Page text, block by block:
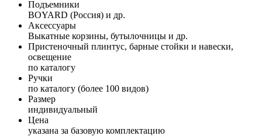
Подъемники
BOYARD (Россия) и др.
Аксессуары
Выкатные корзины, бутылочницы и др.
Пристеночный плинтус, барные стойки и навески,
освещение
по каталогу
Ручки
по каталогу (более 100 видов)
Размер
индивидуальный
Цена
указана за базовую комплектацию